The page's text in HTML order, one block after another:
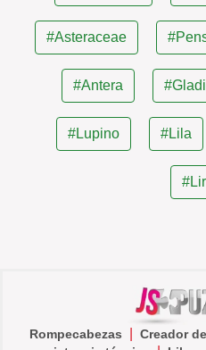
#Asteraceae
#Antera
#Lupino #Lila
Rompecabezas Creador